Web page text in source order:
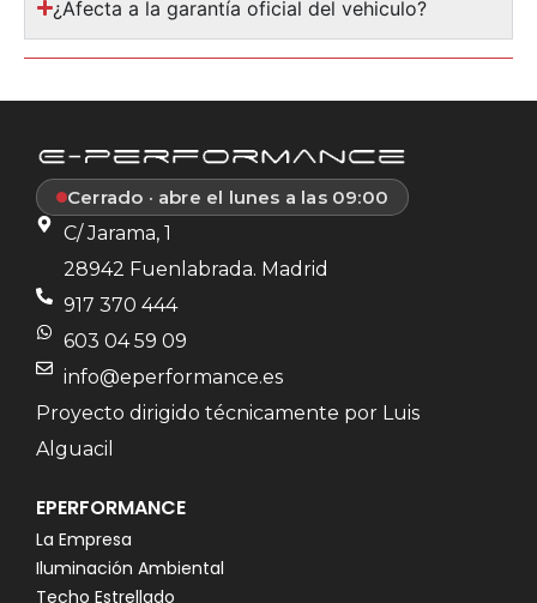
¿Afecta a la garantía oficial del vehiculo?
Cerrado · abre el lunes a las 09:00
C/ Jarama, 1
28942 Fuenlabrada. Madrid
917 370 444
603 04 59 09
info@eperformance.es
Proyecto dirigido técnicamente por Luis
Alguacil
EPERFORMANCE
La Empresa
Iluminación Ambiental
Techo Estrellado